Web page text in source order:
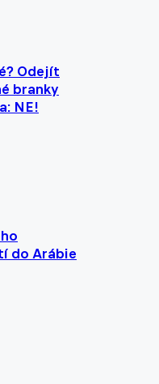
Odejít
branky
NE!
do Arábie